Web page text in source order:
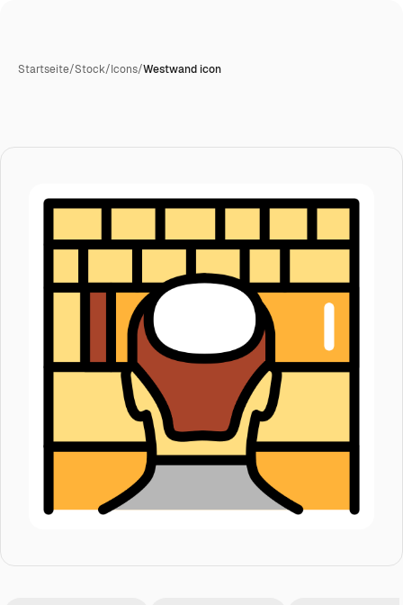
Startseite/Stock/Icons/Westwand icon